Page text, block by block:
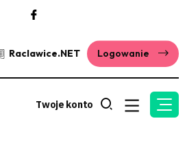
Raclawice.NET Logowanie
Twoje konto